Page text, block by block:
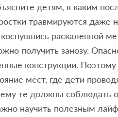
детям, к каким
травмируются даже
раскаленной
получить занозу.
конструкции.
мест, где дети
те должны соблюдать
научить полезным